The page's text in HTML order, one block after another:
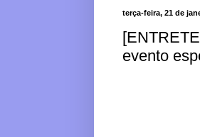
terça-feira, 21 de
evento